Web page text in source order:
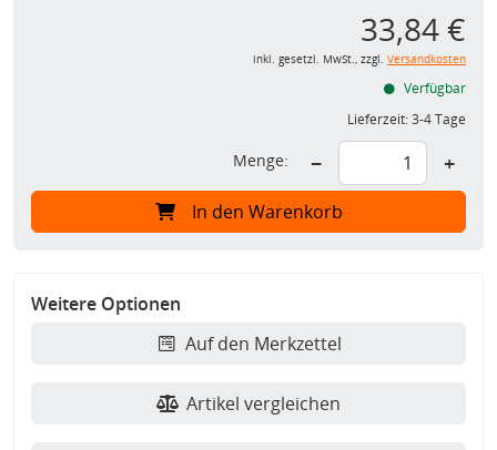
33,84 €
inkl. gesetzl. MwSt., zzgl. Versandkosten
Verfügbar
Lieferzeit:3-4 Tage
Menge: − +
In den Warenkorb
Weitere Optionen
Auf den Merkzettel
Artikel vergleichen